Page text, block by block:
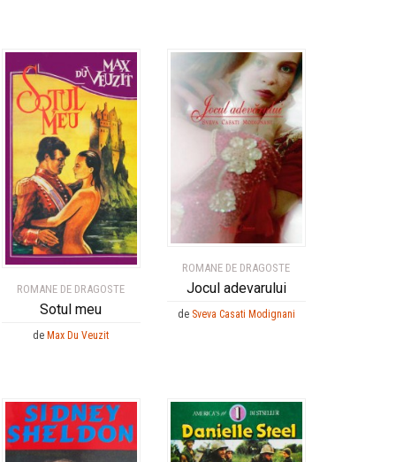
ROMANE DE DRAGOSTE
Sotul meu
deMax Du Veuzit
ROMANE DE DRAGOSTE
Jocul adevarului
de Sveva Casati Modignani